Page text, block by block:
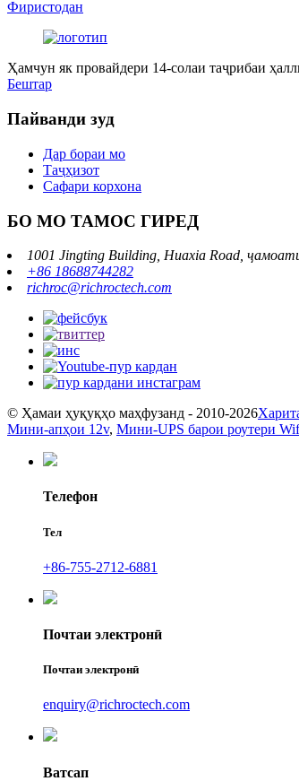
Фиристодан
Ҳамчун як провайдери 14-солаи таҷрибаи
Бештар
Пайванди зуд
Дар бораи мо
Таҷҳизот
Сафари корхона
БО МО ТАМОС ГИРЕД
1001 Jingting Building, Huaxia Road,
+86 18688744282
richroc@richroctech.com
© Ҳамаи ҳуқуқҳо маҳфузанд - 2010-2026
Мини-апҳои 12v, Мини-UPS барои роутери
Телефон
Тел
+86-755-2712-6881
Почтаи электронӣ
Почтаи электронӣ
enquiry@richroctech.com
Ватсап